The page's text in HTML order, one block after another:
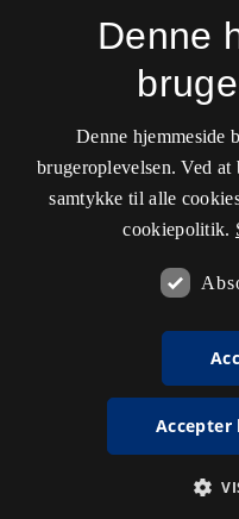
Denne
Denne hjemmeside
brugeroplevelsen. Ved
samtykke til alle
cookiepolitik.
Accepter